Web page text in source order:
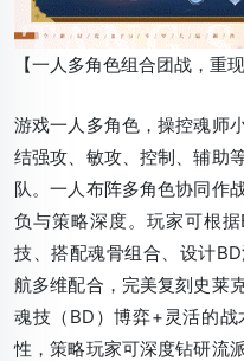
【一人多角色组合团战，重
游戏一人多角色，操控魂师
结强攻、敏攻、控制、辅助
队。一人布阵多角色协同作
负与策略深度。玩家可根
技、搭配魂骨组合、设计
航多维配合，完美复刻史莱
魂技（BD）博弈+灵活的
性，策略玩家可深度钻研流